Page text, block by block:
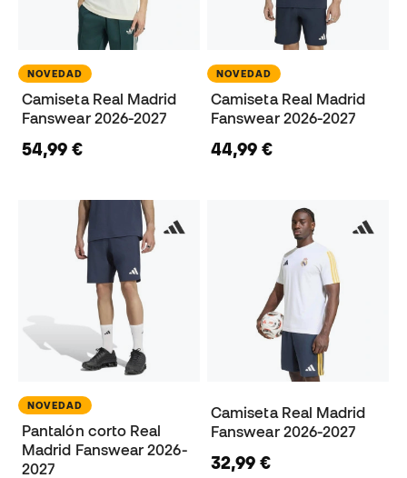
NOVEDAD
Camiseta Real Madrid
Fanswear 2026-2027
54,99 €
NOVEDAD
Camiseta Real Madrid
Fanswear 2026-2027
44,99 €
NOVEDAD
Pantalón corto Real
Madrid Fanswear 2026-
2027
Camiseta Real Madrid
Fanswear 2026-2027
32,99 €